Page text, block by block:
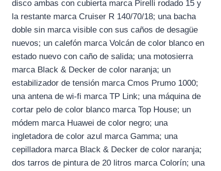
disco ambas con cubierta marca Pirelli rodado 15 y
la restante marca Cruiser R 140/70/18; una bacha
doble sin marca visible con sus caños de desagüe
nuevos; un calefón marca Volcán de color blanco en
estado nuevo con caño de salida; una motosierra
marca Black & Decker de color naranja; un
estabilizador de tensión marca Cmos Prumo 1000;
una antena de wi-fi marca TP Link; una máquina de
cortar pelo de color blanco marca Top House; un
módem marca Huawei de color negro; una
ingletadora de color azul marca Gamma; una
cepilladora marca Black & Decker de color naranja;
dos tarros de pintura de 20 litros marca Colorín; una